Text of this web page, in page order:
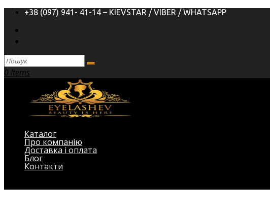
+38 (097) 941- 41-14 – KIEVSTAR / VIBER / WHATSAPP
0 Items
Каталог
Про компанію
Доставка і оплата
Блог
Контакти